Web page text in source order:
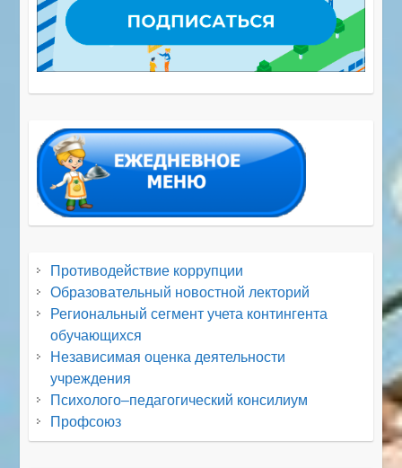
Противодействие коррупции
Образовательный новостной лекторий
Региональный сегмент учета контингента
обучающихся
Независимая оценка деятельности
учреждения
Психолого–педагогический консилиум
Профсоюз